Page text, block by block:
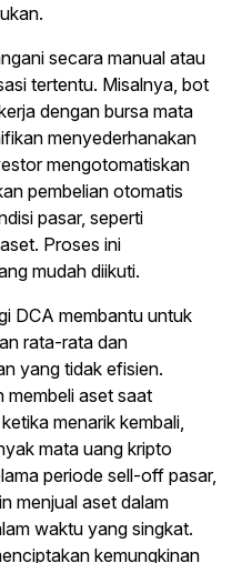
secara manual atau
tertentu. Misalnya, bot
dengan bursa mata
menyederhanakan
mengotomatiskan
pembelian otomatis
pasar, seperti
Proses ini
mudah diikuti.
DCA membantu untuk
rata-rata dan
yang tidak efisien.
membeli aset saat
menarik kembali,
mata uang kripto
periode sell-off pasar,
menjual aset dalam
waktu yang singkat.
kemungkinan